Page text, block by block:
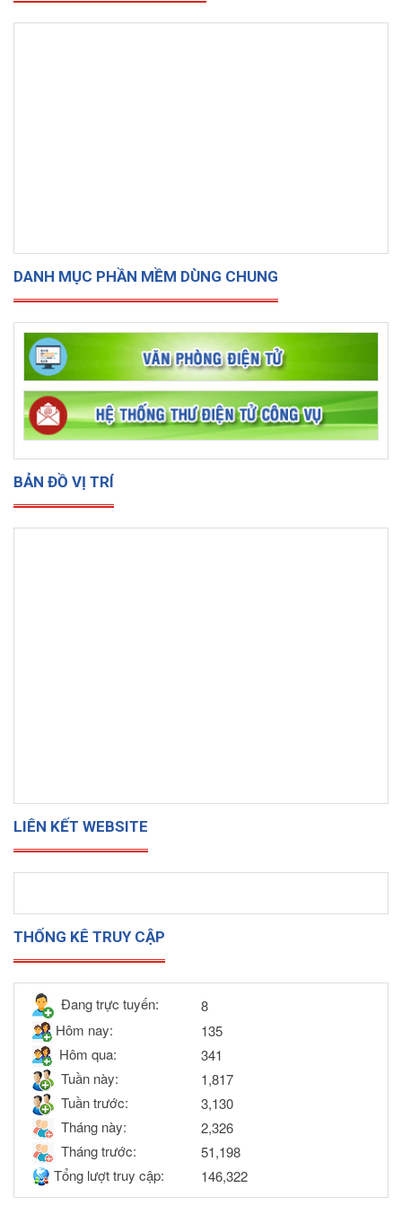
DANH MỤC PHẦN MỀM DÙNG CHUNG
BẢN ĐỒ VỊ TRÍ
LIÊN KẾT WEBSITE
THỐNG KÊ TRUY CẬP
Đang trực tuyến:
8
Hôm nay:
135
Hôm qua:
341
Tuần này:
1,817
Tuần trước:
3,130
Tháng này:
2,326
Tháng trước:
51,198
Tổng lượt truy cập:
146,322